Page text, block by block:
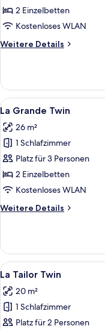
Twin
anzeigen
2 Einzelbetten
Kostenloses WLAN
Weitere Details
Weitere
Cosy
Twin
Alle
Fotos
für
La
Grande
Twin
anzeigen
5
La Grande Twin
26 m²
1 Schlafzimmer
Platz für 3 Personen
2 Einzelbetten
Kostenloses WLAN
Weitere Details
Weitere
Grande
Twin
Alle
Fotos
für
La
Tailor
6
La Tailor Twin
20 m²
1 Schlafzimmer
Platz für 2 Personen